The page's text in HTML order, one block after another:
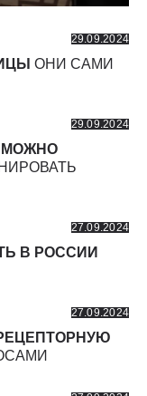
29.09.2024
ОНИ САМИ
29.09.2024
МОЖНО
27.09.2024
В РОССИИ
27.09.2024